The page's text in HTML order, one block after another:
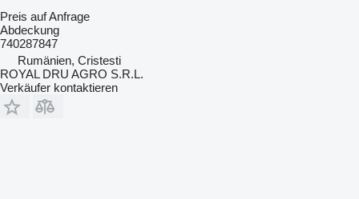
Preis auf Anfrage
Abdeckung
740287847
Rumänien, Cristesti
ROYAL DRU AGRO S.R.L.
Verkäufer kontaktieren